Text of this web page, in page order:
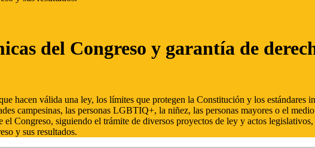
del Congreso y garantía de
hacen válida una ley, los límites que protegen la Constitución y los estándares
campesinas, las personas LGBTIQ+, la niñez, las personas mayores o el
el Congreso, siguiendo el trámite de diversos proyectos de ley y actos
y sus resultados.